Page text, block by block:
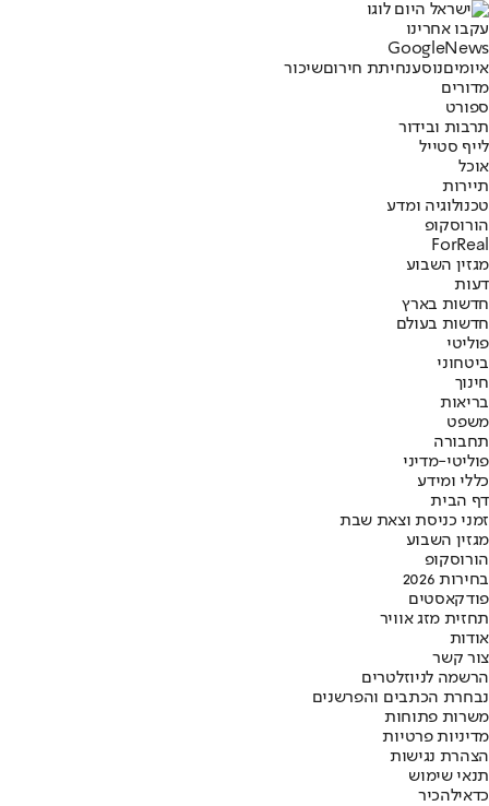
עקבו אחרינו
Googl eNews
איומיםנוסענחיתת חירוםשיכור
מדורים
ספורט
תרבות ובידור
לייף סטייל
אוכל
תיירות
טכנולוגיה ומדע
הורוסקופ
ForReal
מגזין השבוע
דעות
חדשות בארץ
חדשות בעולם
פוליטי
ביטחוני
חינוך
בריאות
משפט
תחבורה
פוליטי-מדיני
כללי ומידע
דף הבית
זמני כניסת וצאת שבת
מגזין השבוע
הורוסקופ
בחירות 2026
פודקאסטים
תחזית מזג אוויר
אודות
צור קשר
הרשמה לניוזלטרים
נבחרת הכתבים והפרשנים
משרות פתוחות
מדיניות פרטיות
הצהרת נגישות
תנאי שימוש
כדאילהכיר